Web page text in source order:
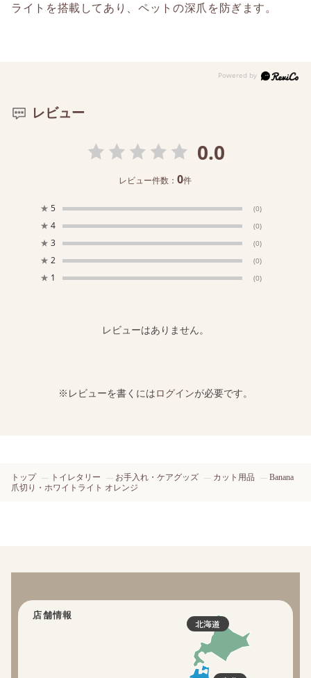
ライトを搭載してあり、ペットの深爪を防ぎます。
レビュー
0.0
レビュー件数：0件
★ 5 (0)
★ 4 (0)
★ 3 (0)
★ 2 (0)
★ 1 (0)
レビューはありません。
※レビューを書くにはログインが必要です。
トップ トイレタリー お手入れ・ケアグッズ カット用品
Banana
爪切り・ホワイトライト オレンジ
店舗情報
北海道